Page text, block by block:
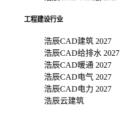
工程建设行业
浩辰CAD建筑 2027
浩辰CAD给排水 2027
浩辰CAD暖通 2027
浩辰CAD电气 2027
浩辰CAD电力 2027
浩辰云建筑